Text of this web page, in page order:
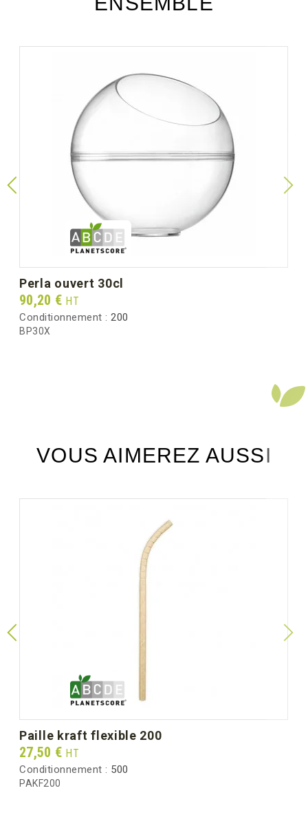
perla ouvert 30cl
Prix
90,20 € HT
Conditionnement : 200
BP30X
VOUS AIMEREZ AUSSI
paille kraft flexible 200
Prix
27,50 € HT
Conditionnement : 500
PAKF200